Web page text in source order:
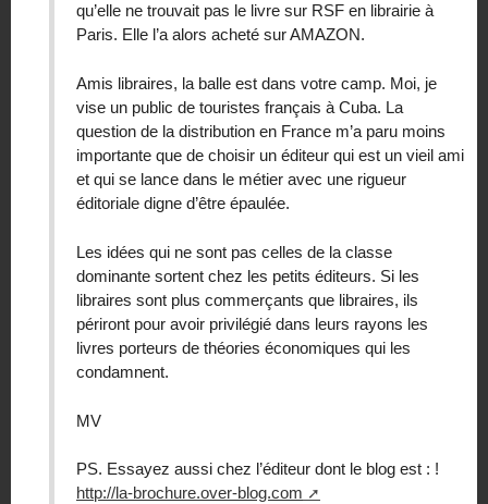
qu’elle ne trouvait pas le livre sur RSF en librairie à
Paris. Elle l’a alors acheté sur AMAZON.
Amis libraires, la balle est dans votre camp. Moi, je
vise un public de touristes français à Cuba. La
question de la distribution en France m’a paru moins
importante que de choisir un éditeur qui est un vieil ami
et qui se lance dans le métier avec une rigueur
éditoriale digne d’être épaulée.
Les idées qui ne sont pas celles de la classe
dominante sortent chez les petits éditeurs. Si les
libraires sont plus commerçants que libraires, ils
périront pour avoir privilégié dans leurs rayons les
livres porteurs de théories économiques qui les
condamnent.
MV
PS. Essayez aussi chez l’éditeur dont le blog est : !
http://la-brochure.over-blog.com